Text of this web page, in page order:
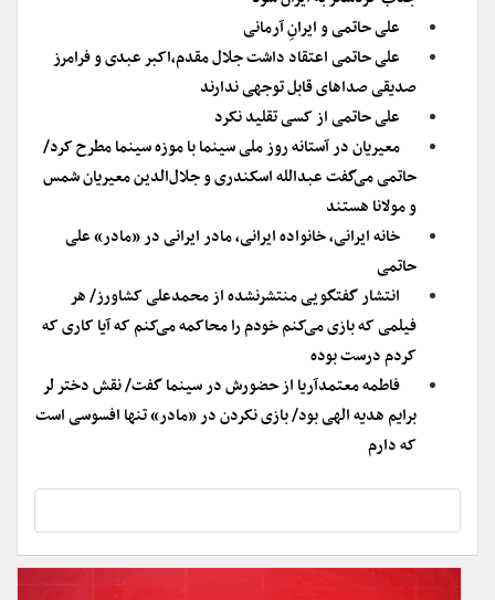
علی حاتمی و ایرانِ آرمانی
علی حاتمی اعتقاد داشت جلال مقدم،اکبر عبدی و فرامرز
صدیقی صداهای قابل توجهی ندارند
علی حاتمی از کسی تقلید نکرد
معیریان در آستانه روز ملی سینما با موزه سینما مطرح کرد/
حاتمی می‌گفت عبدالله اسکندری و جلال‌الدین معیریان شمس
و مولانا هستند
خانه ایرانی، خانواده ایرانی، مادر ایرانی در «مادر» علی
حاتمی
انتشار گفتگویی منتشرنشده از محمدعلی کشاورز/ هر
فیلمی که بازی می‌کنم خودم را محاکمه می‌کنم که آیا کاری که
کردم درست بوده
فاطمه معتمدآریا از حضورش در سینما گفت/ نقش دختر لر
برایم هدیه الهی بود/ بازی نکردن در «مادر» تنها افسوسی است
که دارم